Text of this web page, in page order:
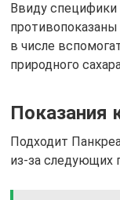
Ввиду
в числе
природного
Показания
Подходит
из-за следующих